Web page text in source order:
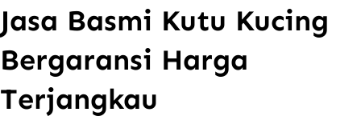
Jasa Basmi Kutu Kucing
Bergaransi Harga
Terjangkau